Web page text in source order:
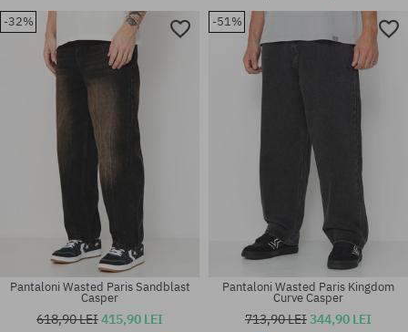
Mărimi existente:
Mărimi existente:
30; 32; 34
-32%
Pantaloni Wasted Paris Sandblast
Casper
618,90 LEI415,90 LEI
-51%
Pantaloni Wasted Paris Kingdom
Curve Casper
713,90 LEI344,90 LEI